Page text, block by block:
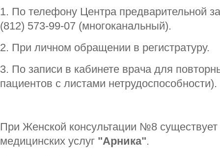
1. По телефону Центра предварительной
(812) 573-99-07 (многоканальный).
2. При личном обращении в регистратуру.
3. По записи в кабинете врача для
пациентов с листами нетрудоспособности).
При Женской консультации №8
медицинских услуг "Арника".